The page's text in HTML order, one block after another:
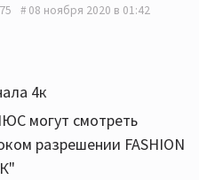
08 ноября 2020 в 01:42
4к
могут смотреть
разрешении FASHION